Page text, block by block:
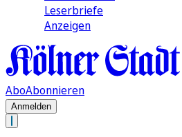
Leserbriefe
Anzeigen
AboAbonnieren
Anmelden